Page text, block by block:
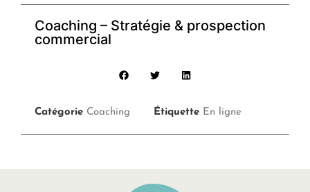
Coaching – Stratégie & prospection
commercial
Catégorie Coaching Étiquette En ligne